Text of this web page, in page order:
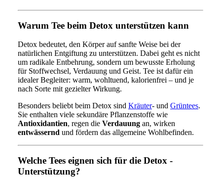
Warum Tee beim Detox unterstützen kann
Detox bedeutet, den Körper auf sanfte Weise bei der
natürlichen Entgiftung zu unterstützen. Dabei geht es nicht
um radikale Entbehrung, sondern um bewusste Erholung
für Stoffwechsel, Verdauung und Geist. Tee ist dafür ein
idealer Begleiter: warm, wohltuend, kalorienfrei – und je
nach Sorte mit gezielter Wirkung.
Besonders beliebt beim Detox sind Kräuter- und Grüntees.
Sie enthalten viele sekundäre Pflanzenstoffe wie
Antioxidantien, regen die Verdauung an, wirken
entwässernd und fördern das allgemeine Wohlbefinden.
Welche Tees eignen sich für die Detox -
Unterstützung?